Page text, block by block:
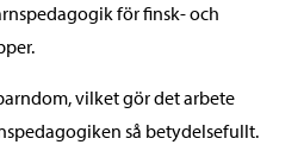
för finsk- och
vilket gör det arbete
så betydelsefullt.